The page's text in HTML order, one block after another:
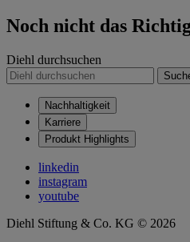
Noch nicht das
Diehl durchsuchen
Nachhaltigkeit
Karriere
Produkt Highlights
linkedin
instagram
youtube
Diehl Stiftung & Co. KG © 2026